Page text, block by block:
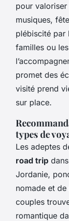
pour
musiques,
plébiscité par
familles ou
promet des
visité prend
sur place.
types de
Les adeptes
road trip
Jordanie,
nomade et
couples
romantique